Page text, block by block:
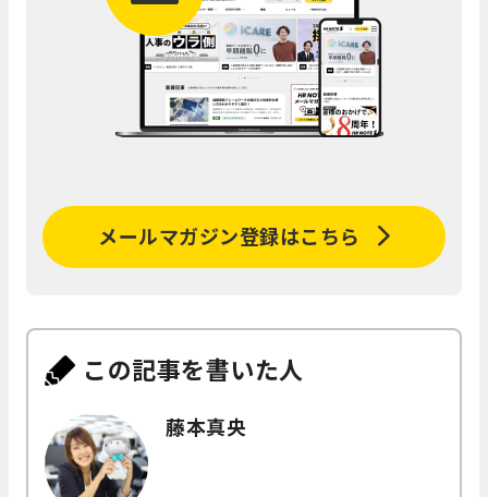
メールマガジン登録はこちら
この記事を書いた人
藤本真央